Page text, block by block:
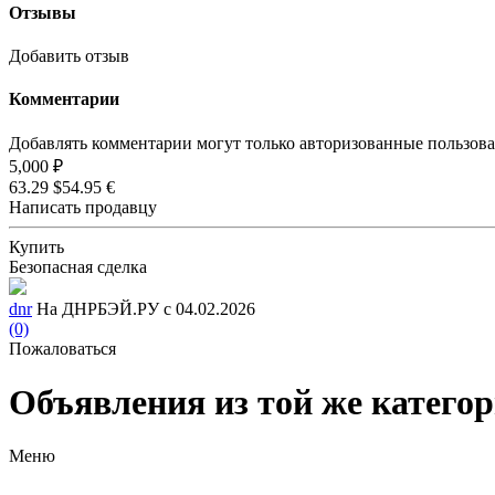
Отзывы
Добавить отзыв
Комментарии
Добавлять комментарии могут только авторизованные
5,000 ₽
63.29 $54.95 €
Написать продавцу
Купить
Безопасная сделка
dnr На ДНРБЭЙ.РУ с 04.02.2026
(0)
Пожаловаться
Объявления из той же
Меню